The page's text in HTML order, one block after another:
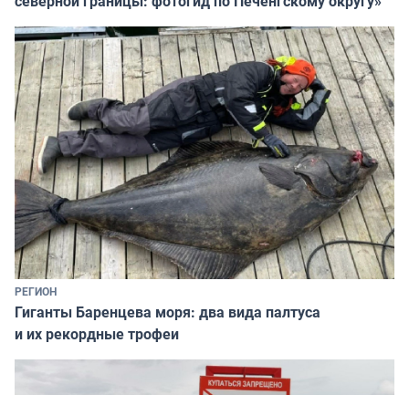
РЕГИОН
Гиганты Баренцева моря: два вида палтуса
и их рекордные трофеи